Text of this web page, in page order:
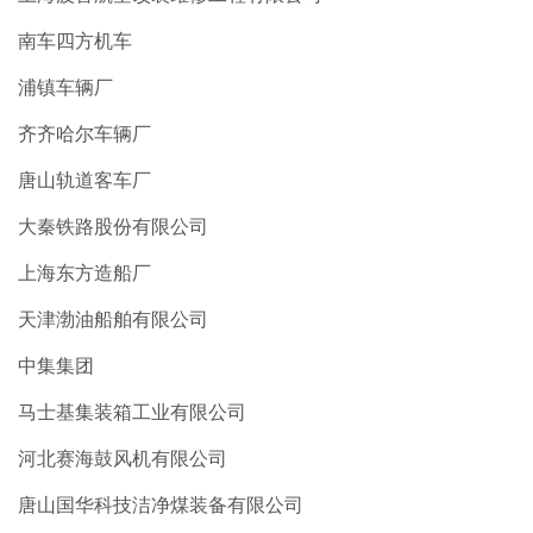
南车四方机车
浦镇车辆厂
齐齐哈尔车辆厂
唐山轨道客车厂
大秦铁路股份有限公司
上海东方造船厂
天津渤油船舶有限公司
中集集团
马士基集装箱工业有限公司
河北赛海鼓风机有限公司
唐山国华科技洁净煤装备有限公司